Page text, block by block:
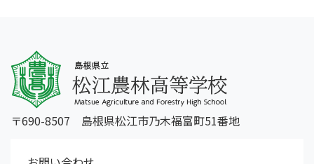
〒690-8507 島根県松江市乃木福富町51番地